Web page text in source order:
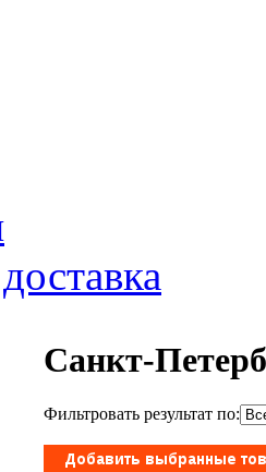
Санкт-
Фильтровать результат по: